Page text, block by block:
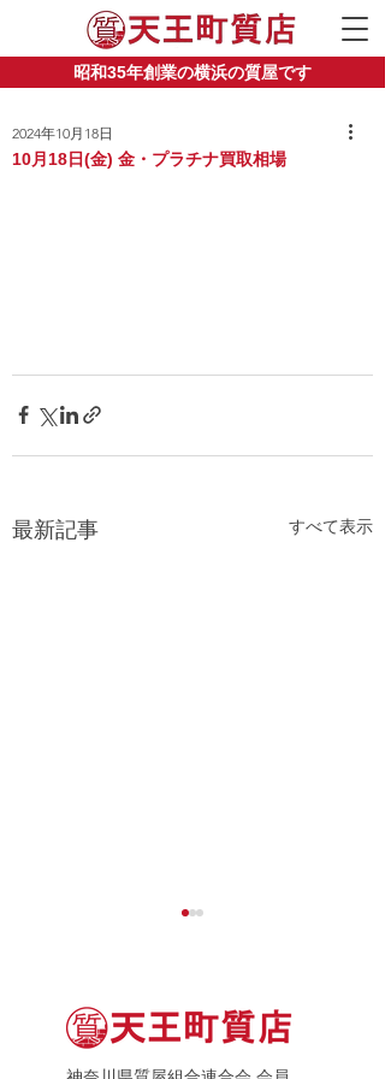
昭和35年創業の横浜の質屋です
10月18日(金) 金・プラチナ買取相場
2024年10月18日
最新記事 すべて表示